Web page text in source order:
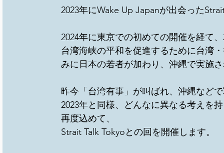
2023年にWake Up Japanが出会った
2024年に東京での初めての開催を経て
台湾海峡の平和を促進するために台湾
みに日本の若者が加わり、沖縄で実施
昨今「台湾有事」が叫ばれ、沖縄など
2023年と同様、どんなに異なる考えを
再度込めて、
Strait Talk Tokyoとの回を開催します。